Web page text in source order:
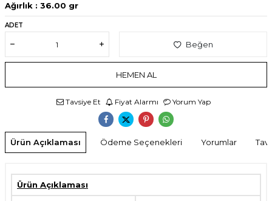
Ağırlık : 36.00 gr
ADET
Beğen
HEMEN AL
Tavsiye Et Fiyat Alarmı Yorum Yap
Ürün Açıklaması Ödeme Seçenekleri Yorumlar
Ürün Açıklaması